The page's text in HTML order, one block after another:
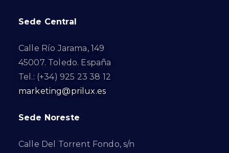
Sede Central
Calle Río Jarama, 149
45007. Toledo. España
Tel.: (+34) 925 23 38 12
marketing@prilux.es
Sede Noreste
Calle Del Torrent Fondo, s/n